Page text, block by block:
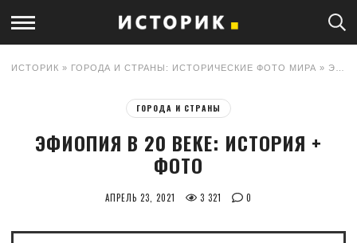
ИСТОРИК » ГОРОДА И СТРАНЫ: ИСТОРИЧЕСКИЕ ФОТО МИРА » ЭФИОПИЯ В 20 ВЕКЕ: ИСТОРИЯ + ФОТО
ГОРОДА И СТРАНЫ
ЭФИОПИЯ В 20 ВЕКЕ: ИСТОРИЯ +
ФОТО
АПРЕЛЬ 23, 2021 3 321 0